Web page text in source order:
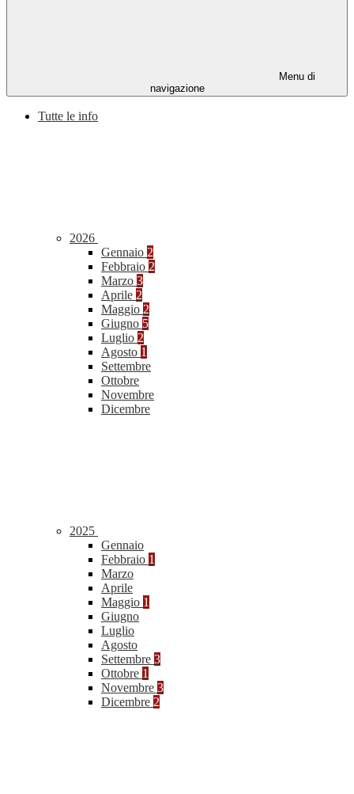
Menu di
navigazione
Tutte le info
2026
Gennaio 2
Febbraio 2
Marzo 3
Aprile 2
Maggio 2
Giugno 5
Luglio 2
Agosto 1
Settembre
Ottobre
Novembre
Dicembre
2025
Gennaio
Febbraio 1
Marzo
Aprile
Maggio 1
Giugno
Luglio
Agosto
Settembre 3
Ottobre 1
Novembre 3
Dicembre 2